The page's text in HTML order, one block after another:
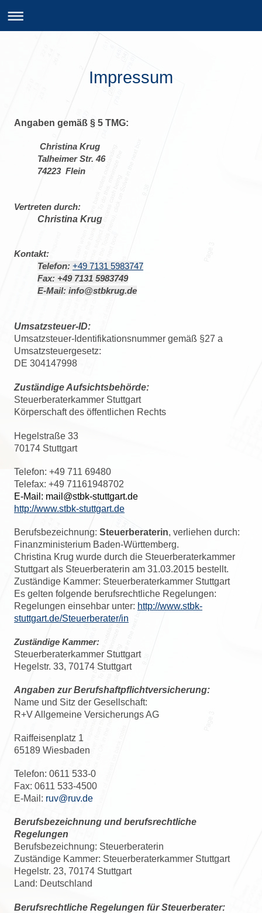
Impressum
Angaben gemäß § 5 TMG:
Christina Krug
Talheimer Str. 46
74223 Flein
Vertreten durch:
Christina Krug
Kontakt:
Telefon: +49 7131 5983747
Fax: +49 7131 5983749
E-Mail: info@stbkrug.de
Umsatzsteuer-ID:
Umsatzsteuer-Identifikationsnummer gemäß §27 a
Umsatzsteuergesetz:
DE 304147998
Zuständige Aufsichtsbehörde:
Steuerberaterkammer Stuttgart
Körperschaft des öffentlichen Rechts
Hegelstraße 33
70174 Stuttgart
Telefon: +49 711 69480
Telefax: +49 71161948702
E-Mail: mail@stbk-stuttgart.de
http://www.stbk-stuttgart.de
Berufsbezeichnung: Steuerberaterin, verliehen durch:
Finanzministerium Baden-Württemberg.
Christina Krug wurde durch die Steuerberaterkammer
Stuttgart als Steuerberaterin am 31.03.2015 bestellt.
Zuständige Kammer: Steuerberaterkammer Stuttgart
Es gelten folgende berufsrechtliche Regelungen:
Regelungen einsehbar unter: http://www.stbk-
stuttgart.de/Steuerberater/in
Zuständige Kammer:
Steuerberaterkammer Stuttgart
Hegelstr. 33, 70174 Stuttgart
Angaben zur Berufshaftpflichtversicherung:
Name und Sitz der Gesellschaft:
R+V Allgemeine Versicherungs AG
Raiffeisenplatz 1
65189 Wiesbaden
Telefon: 0611 533-0
Fax: 0611 533-4500
E-Mail: ruv@ruv.de
Berufsbezeichnung und berufsrechtliche
Regelungen
Berufsbezeichnung: Steuerberaterin
Zuständige Kammer: Steuerberaterkammer Stuttgart
Hegelstr. 23, 70174 Stuttgart
Land: Deutschland
Berufsrechtliche Regelungen für Steuerberater: